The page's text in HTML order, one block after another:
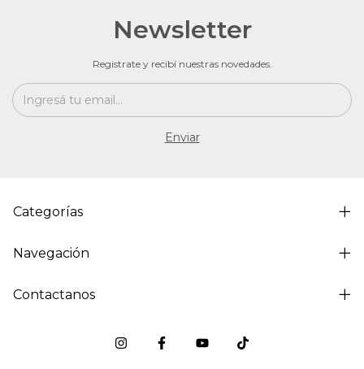
Newsletter
Registrate y recibí nuestras novedades.
Categorías
Navegación
Contactanos